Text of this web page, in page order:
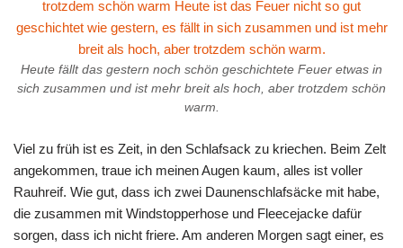
Heute fällt das gestern noch schön geschichtete Feuer etwas in
sich zusammen und ist mehr breit als hoch, aber trotzdem schön
warm.
Viel zu früh ist es Zeit, in den Schlafsack zu kriechen. Beim Zelt
angekommen, traue ich meinen Augen kaum, alles ist voller
Rauhreif. Wie gut, dass ich zwei Daunenschlafsäcke mit habe,
die zusammen mit Windstopperhose und Fleecejacke dafür
sorgen, dass ich nicht friere. Am anderen Morgen sagt einer, es